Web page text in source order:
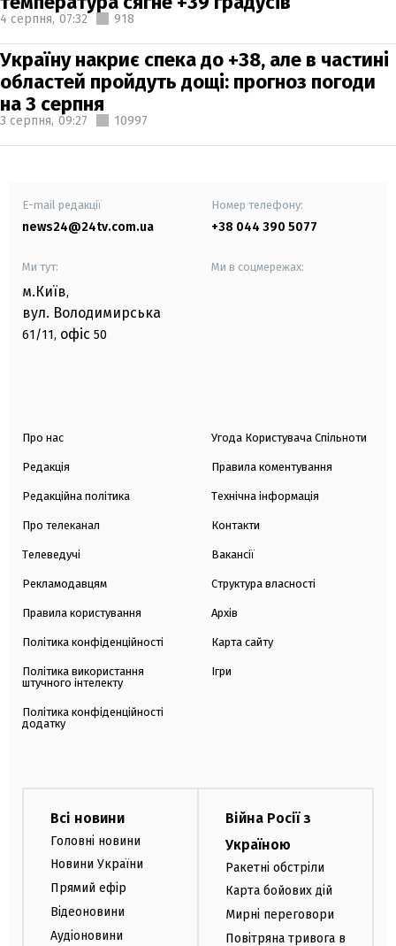
4 серпня, 07:32 918
Україну накриє спека до +38, але в частині
областей пройдуть дощі: прогноз погоди
на 3 серпня
3 серпня, 09:27 10997
E-mail редакції
news24@24tv.com.ua
Номер телефону:
+38 044 390 5077
Ми тут:
м.Київ,
вул. Володимирська
61/11, офіс 50
Ми в соцмережах:
Про нас
Редакція
Редакційна політика
Про телеканал
Телеведучі
Рекламодавцям
Правила користування
Політика конфіденційності
Політика використання
штучного інтелекту
Політика конфіденційності
додатку
Угода Користувача Спільноти
Правила коментування
Технічна інформація
Контакти
Вакансії
Структура власності
Архів
Карта сайту
Ігри
Всі новини
Головні новини
Новини України
Прямий ефір
Відеоновини
Аудіоновини
Війна Росії з
Україною
Ракетні обстріли
Карта бойових дій
Мирні переговори
Повітряна тривога в